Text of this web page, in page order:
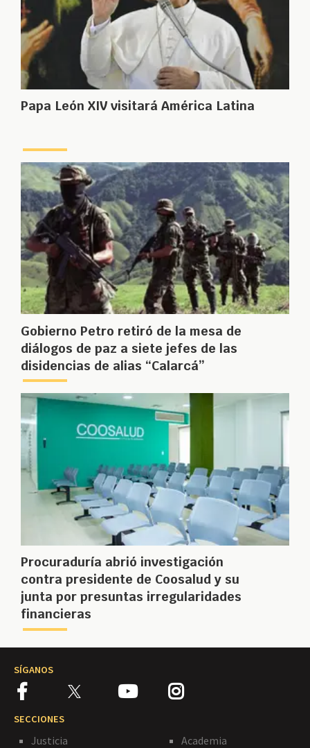
Papa León XIV visitará América Latina
Gobierno Petro retiró de la mesa de
diálogos de paz a siete jefes de las
disidencias de alias “Calarcá”
Procuraduría abrió investigación
contra presidente de Coosalud y su
junta por presuntas irregularidades
financieras
SÍGANOS
SECCIONES
Justicia
Academia